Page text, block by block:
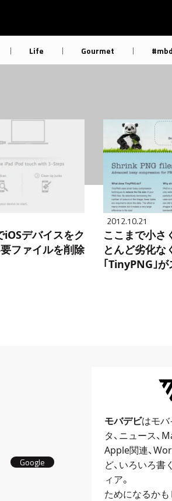
Life Gourmet
デバイスをク
ファイルを削除
2012.10.21
ここまで小さ
とんど劣化な
｢TinyPNG｣が
Google
モバデビはモ
タ、 ニュース、
Apple関連、
ど、いろいろ
ィア。
ためになるかも